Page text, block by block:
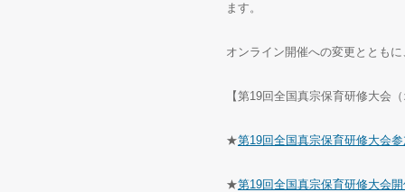
ます。
オンライン開催への変更ととも
【第19回全国真宗保育研修大会
★第19回全国真宗保育研修大会
★第19回全国真宗保育研修大会